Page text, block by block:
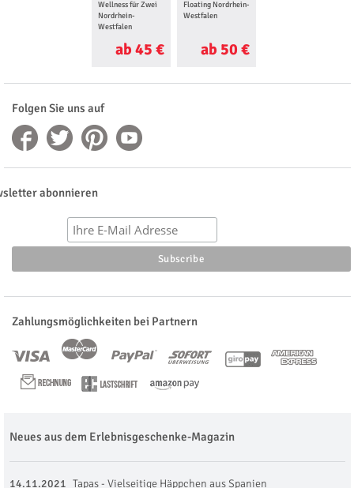
Wellness für Zwei
Nordrhein-
Westfalen
ab 45 €
Floating Nordrhein-
Westfalen
ab 50 €
Folgen Sie uns auf
abonnieren
Zahlungsmöglichkeiten bei Partnern
Neues aus dem Erlebnisgeschenke-Magazin
14.11.2021 Tapas - Vielseitige Häppchen aus Spanien